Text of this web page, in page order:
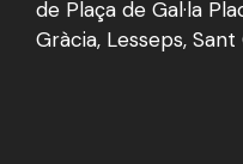
de Plaça de Gal·la
Gràcia, Lesseps, Sant